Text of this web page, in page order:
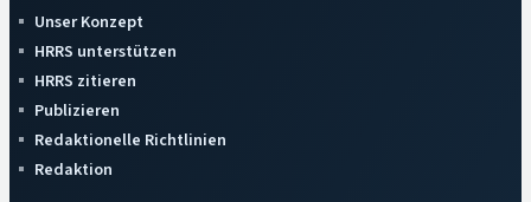
Unser Konzept
HRRS unterstützen
HRRS zitieren
Publizieren
Redaktionelle Richtlinien
Redaktion